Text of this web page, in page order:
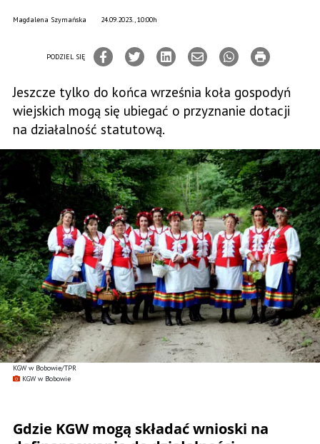
KGW w Bobowie/TPR
KGW w Bobowie
24.09.2023., 10:00h
Magdalena Szymańska
PODZIEL SIĘ
Jeszcze tylko do końca wrześ­nia koła gospodyń
wiejskich mogą się ubiegać o przyznanie dotacji
na działalność statutową.
Gdzie KGW mogą składać wnioski na